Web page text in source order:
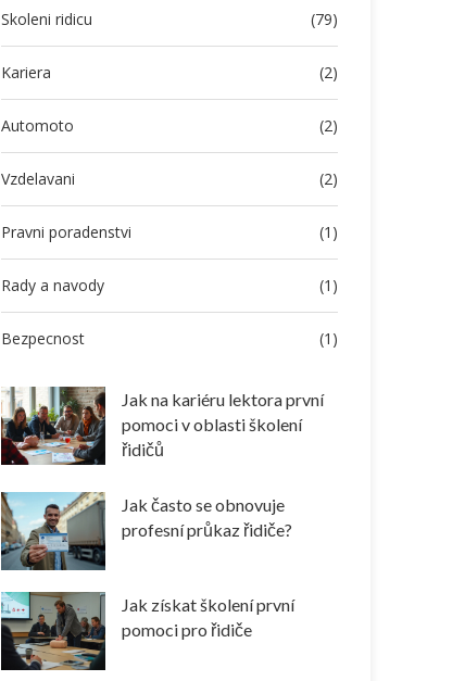
Skoleni ridicu (79)
Kariera (2)
Automoto (2)
Vzdelavani (2)
Pravni poradenstvi (1)
Rady a navody (1)
Bezpecnost (1)
Jak na kariéru lektora první
pomoci v oblasti školení
řidičů
Jak často se obnovuje
profesní průkaz řidiče?
Jak získat školení první
pomoci pro řidiče